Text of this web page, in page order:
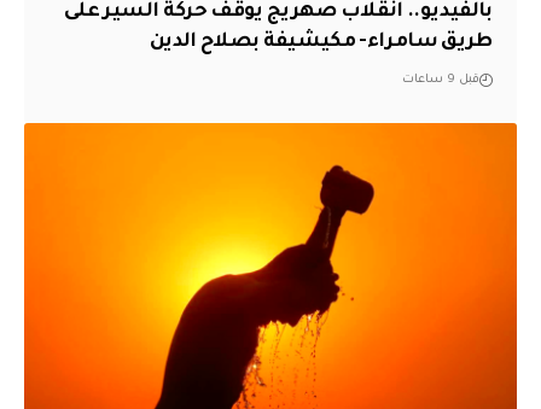
بالفيديو.. انقلاب صهريج يوقف حركة السير على
طريق سامراء- مكيشيفة بصلاح الدين
قبل 9 ساعات